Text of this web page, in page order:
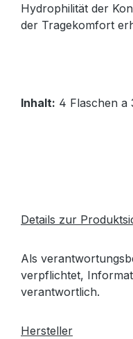
Hydrophilität der
der Tragekomfort
Inhalt: 4 Flaschen a
Details zur
Als
verpflichtet,
verantwortlich.
Hersteller